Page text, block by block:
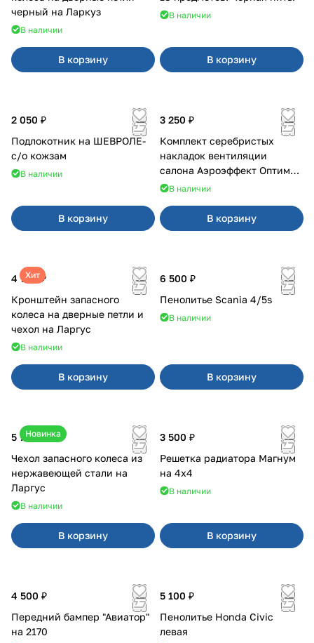
черный на Ларкуз
В наличии
В корзину
В наличии
В корзину
2 050 ₽
Подлокотник на ШЕВРОЛЕ-
с/о кожзам
В наличии
В корзину
3 250 ₽
Комплект серебристых
накладок вентиляции
салона Аэроэффект Оптимал
на 4х4
В наличии
В корзину
Хит
4 700 ₽
Кронштейн запасного
колеса на дверные петли и
чехол на Ларгус
В наличии
В корзину
6 500 ₽
Пенолитье Scania 4/5s
В наличии
В корзину
Новинка
5 700 ₽
Чехол запасного колеса из
нержавеющей стали на
Ларгус
В наличии
В корзину
3 500 ₽
Решетка радиатора Магнум
на 4х4
В наличии
В корзину
4 500 ₽
Передний бампер "Авиатор"
на 2170
5 100 ₽
Пенолитье Honda Civic
левая